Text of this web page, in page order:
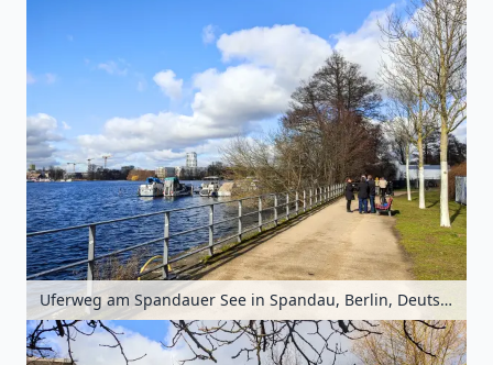
Uferweg am Spandauer See in Spandau, Berlin, Deutschland